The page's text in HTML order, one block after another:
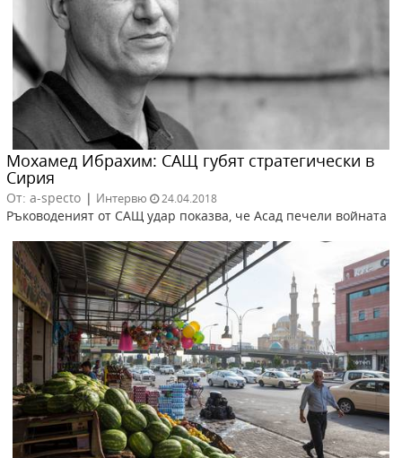
Мохамед Ибрахим: САЩ губят стратегически в
Сирия
От: a-specto | Интервю 24.04.2018
Ръководеният от САЩ удар показва, че Асад печели войната